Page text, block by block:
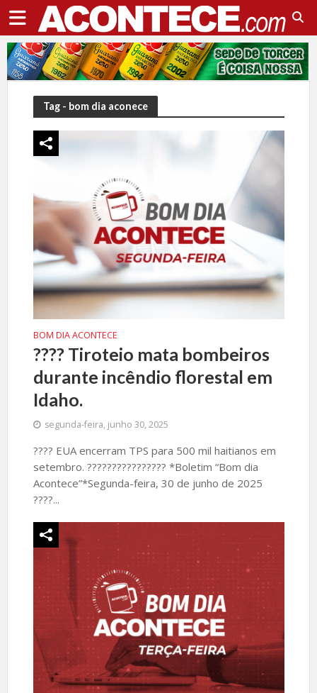
Tag - bom dia aconece
BOM DIA ACONTECE
????️ Tiroteio mata bombeiros
durante incêndio florestal em
Idaho.
segunda-feira, junho 30, 2025
????️ EUA encerram TPS para 500 mil haitianos em
setembro. ???????????????? *Boletim “Bom dia
Acontece”*Segunda-feira, 30 de junho de 2025
????️...